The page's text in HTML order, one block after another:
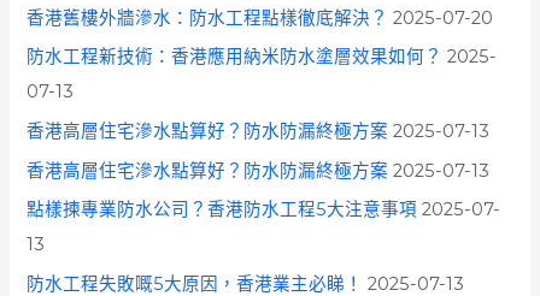
香港舊樓外牆滲水：防水工程點樣徹底解決？ 2025-07-20
防水工程新技術：香港應用納米防水塗層效果如何？ 2025-
07-13
香港高層住宅滲水點算好？防水防漏終極方案 2025-07-13
香港高層住宅滲水點算好？防水防漏終極方案 2025-07-13
點樣揀專業防水公司？香港防水工程5大注意事項 2025-07-
13
防水工程失敗嘅5大原因，香港業主必睇！
2025-07-13